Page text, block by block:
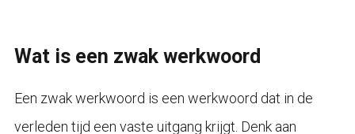
Wat is een zwak werkwoord
Een zwak werkwoord is een werkwoord dat in de
verleden tijd een vaste uitgang krijgt. Denk aan